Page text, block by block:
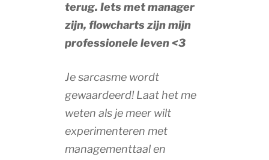
terug. Iets met manager
zijn, flowcharts zijn mijn
professionele leven <3
Je sarcasme wordt
gewaardeerd! Laat het me
weten als je meer wilt
experimenteren met
managementtaal en